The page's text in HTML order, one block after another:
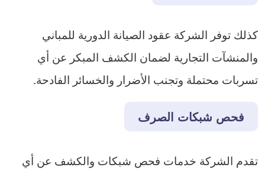
كذلك توفر الشركة عقود الصيانة الدورية للمباني
والمنشآت التجارية لضمان الكشف المبكر عن أي
تسربات محتملة وتجنب الأضرار والخسائر الفادحة.
فحص شبكات الصرف
تقدم الشركة خدمات فحص شبكات والكشف عن أي